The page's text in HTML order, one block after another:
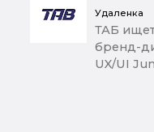
Удаленка
ТАБ
бренд-
UX/UI